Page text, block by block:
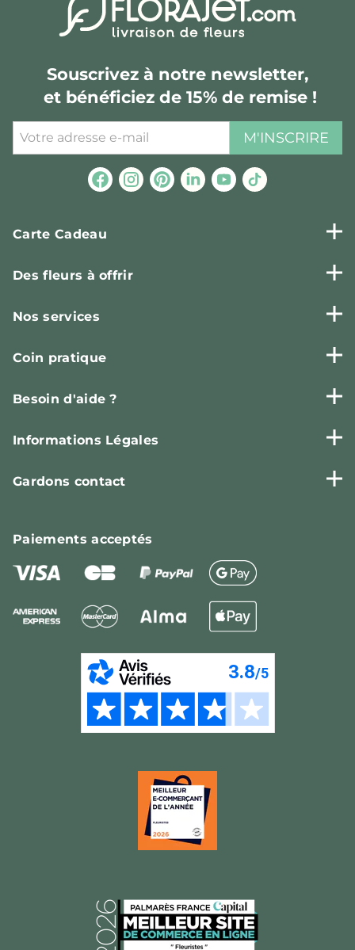
Souscrivez à notre newsletter,
et bénéficiez de 15% de remise !
M'INSCRIRE
Carte Cadeau
Des fleurs à offrir
Nos services
Coin pratique
Besoin d'aide ?
Informations Légales
Gardons contact
Paiementsacceptés